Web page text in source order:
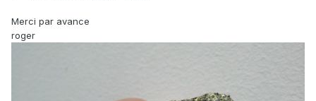
Merci par avance
roger